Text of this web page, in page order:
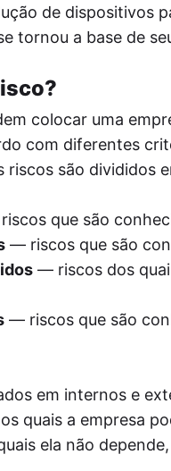
de dispositivos
tornou a base de
colocar uma
com diferentes
riscos são divididos
que são
— riscos que são
— riscos dos
— riscos que são
em internos e
quais a empresa
ela não